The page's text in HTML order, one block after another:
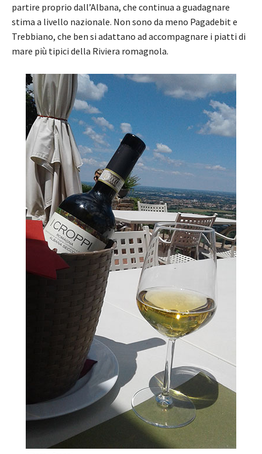
partire proprio dall’Albana, che continua a guadagnare
stima a livello nazionale. Non sono da meno Pagadebit e
Trebbiano, che ben si adattano ad accompagnare i piatti di
mare più tipici della Riviera romagnola.